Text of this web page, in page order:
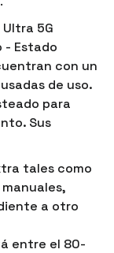
5G
- Estado
con un
de uso.
para
Sus
tales como
a otro
entre el 80-